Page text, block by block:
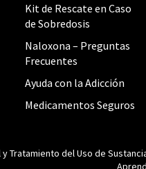
Kit de Rescate en Caso
de Sobredosis
Naloxona – Preguntas
Frecuentes
Ayuda con la Adicción
Medicamentos Seguros
Tratamiento del Uso de